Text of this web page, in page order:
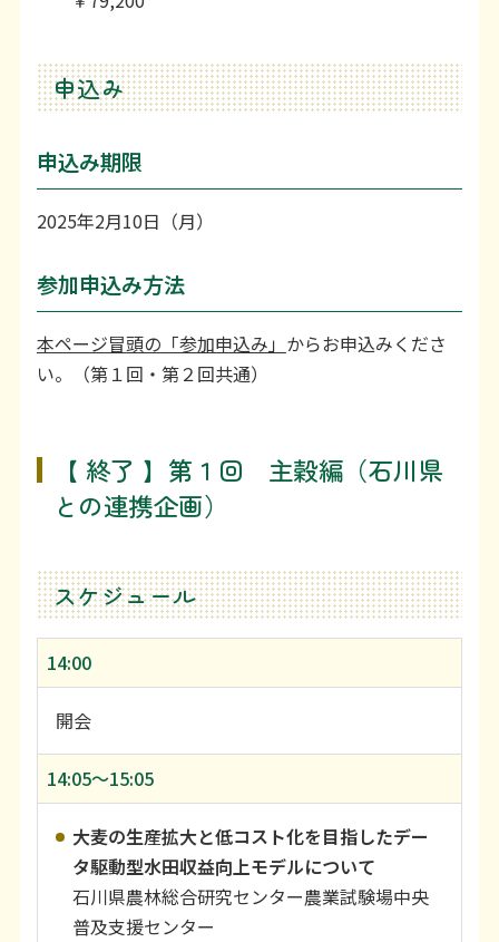
申込み
申込み期限
2025年2月10日（月）
参加申込み方法
本ページ冒頭の「参加申込み」 からお申込みくださ
い。（第１回・第２回共通）
【 終了 】第１回 主穀編（石川県
との連携企画）
スケジュール
14:00
開会
14:05〜15:05
大麦の生産拡大と低コスト化を目指したデー
タ駆動型水田収益向上モデルについて
石川県農林総合研究センター農業試験場中央
普及支援センター